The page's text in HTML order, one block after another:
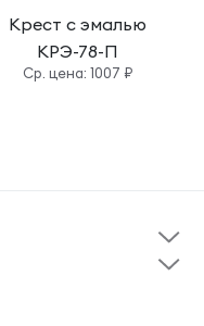
Крест с эмалью
КРЭ-78-П
Cр. цена: 1007 ₽